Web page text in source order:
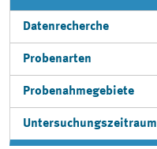
Datenrecherche
Probenarten
Probenahmegebiete
Untersuchungszeitraum